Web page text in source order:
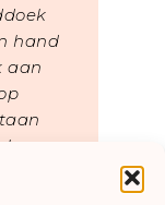
hand
aan
kop.